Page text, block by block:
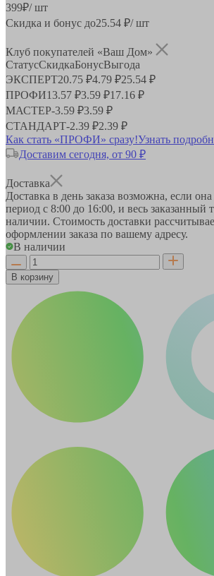
399₽/ шт
Скидка и бонус до25.54 ₽/ шт
Клуб покупателей «Ваш Дом»
СтатусСкидкаБонусВыгода
ЭКСПЕРТ20.75 ₽4.79 ₽25.54 ₽
ПРОФИ13.57 ₽3.59 ₽17.16 ₽
МАСТЕР-3.59 ₽3.59 ₽
СТАНДАРТ-2.39 ₽2.39 ₽
Как стать «ПРОФИ» сразу!Узнать
Доставим сегодня, от 90 ₽
Доставка
Доставка в день заказа возможна, если
период с 8:00 до 16:00, и весь заказанный
наличии. Стоимость доставки
оформлении заказа по вашему адресу.
В наличии
В корзину